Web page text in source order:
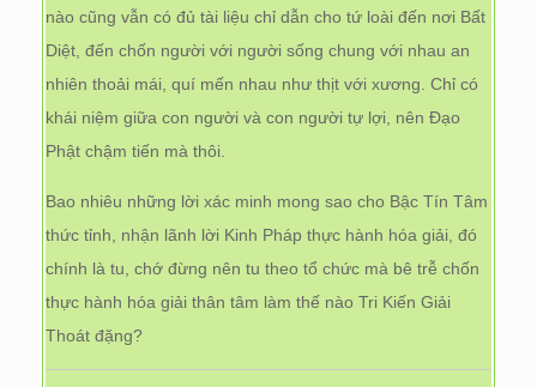
nào cũng vẫn có đủ tài liệu chỉ dẫn cho tứ loài đến nơi Bất
Diệt, đến chốn người với người sống chung với nhau an
nhiên thoải mái, quí mến nhau như thịt với xương. Chỉ có
khái niệm giữa con người và con người tự lợi, nên Đạo
Phật chậm tiến mà thôi.
Bao nhiêu những lời xác minh mong sao cho Bậc Tín Tâm
thức tỉnh, nhận lãnh lời Kinh Pháp thực hành hóa giải, đó
chính là tu, chớ đừng nên tu theo tổ chức mà bê trễ chốn
thực hành hóa giải thân tâm làm thế nào Tri Kiến Giải
Thoát đặng?